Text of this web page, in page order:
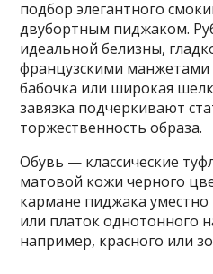
подбор элегантного
двубортным пиджаком.
идеальной белизны,
французскими манжетами
бабочка или широкая
завязка подчеркивают
торжественность образа.
Обувь — классические
матовой кожи черного
кармане пиджака уместно
или платок однотонного
например, красного или